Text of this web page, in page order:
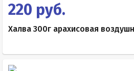
220 руб.
Халва 300г арахисовая